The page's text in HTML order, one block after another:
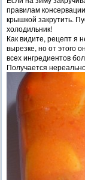
правилам
крышкой закрутить.
холодильник!
Как видите, рецепт я
вырезке, но от этого
всех ингредиентов
Получается